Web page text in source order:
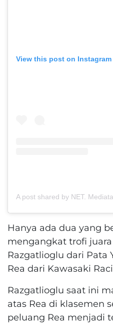
View this post on Instagram
A post shared by NET.
Hanya ada dua yang
mengangkat trofi juara
Razgatlioglu dari Pata
Rea dari Kawasaki
Razgatlioglu saat ini
atas Rea di klasemen
peluang Rea menjadi